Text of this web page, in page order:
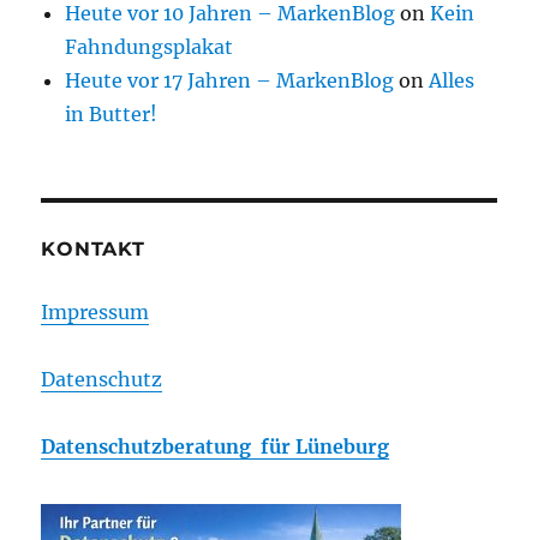
Heute vor 10 Jahren – MarkenBlog onKein
Fahndungsplakat
Heute vor 17 Jahren – MarkenBlog onAlles
in Butter!
KONTAKT
Impressum
Datenschutz
Datenschutzberatung für Lüneburg